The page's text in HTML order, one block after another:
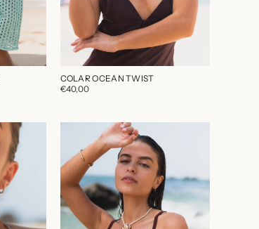
COLAR OCEAN TWIST
€40,00